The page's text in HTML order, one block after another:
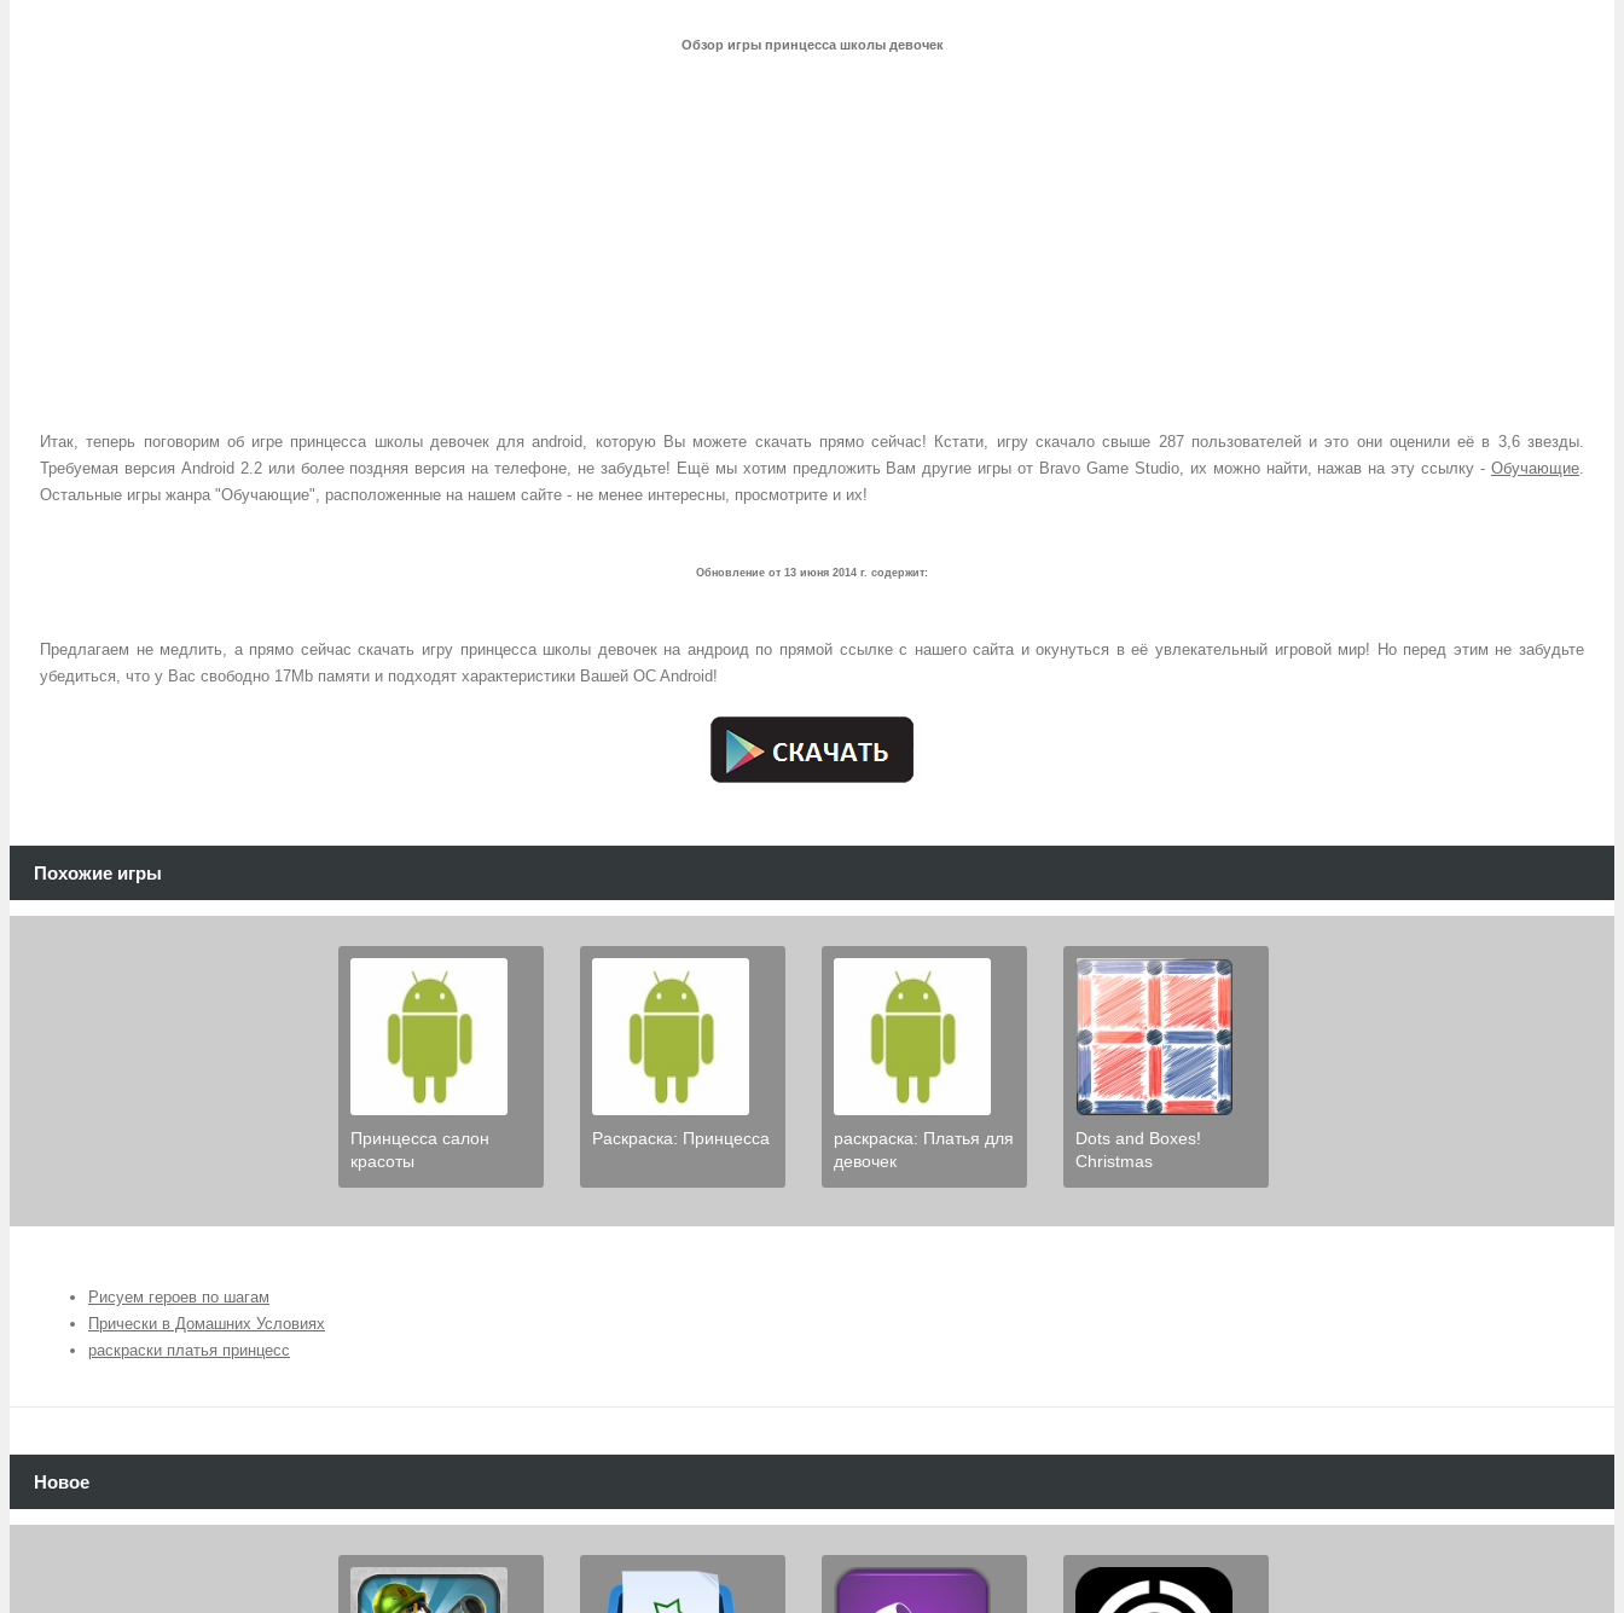
Обзор игры принцесса школы девочек
Итак, теперь поговорим об игре принцесса школы девочек для android, которую Вы можете скачать прямо сейчас! Кстати, игру скачало свыше 287 пользователей и это они оценили её в 3,6 звезды.
Требуемая версия Android 2.2 или более поздняя версия на телефоне, не забудьте! Ещё мы хотим предложить Вам другие игры от Bravo Game Studio, их можно найти, нажав на эту ссылку - Обучающие
Остальные игры жанра "Обучающие", расположенные на нашем сайте - не менее интересны, просмотрите и их!
Обновление от 13 июня 2014 г. содержит:
Предлагаем не медлить, а прямо сейчас скачать игру принцесса школы девочек на андроид по прямой ссылке с нашего сайта и окунуться в её увлекательный игровой мир! Но перед этим не забудьте
убедиться, что у Вас свободно 17Mb памяти и подходят характеристики Вашей OC Android!
Похожие игры
Принцесса салон
красоты
Раскраска: Принцесса
раскраска: Платья для
девочек
Dots and Boxes!
Christmas
Рисуем героев по шагам
Прически в Домашних Условиях
раскраски платья принцесс
Новое